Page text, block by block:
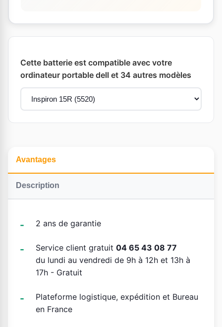
Cette batterie est compatible avec votre
ordinateur portable dell et 34 autres modèles
Avantages
Description
2 ans de garantie
Service client gratuit 04 65 43 08 77
du lundi au vendredi de 9h à 12h et 13h à
17h - Gratuit
Plateforme logistique, expédition et Bureau
en France